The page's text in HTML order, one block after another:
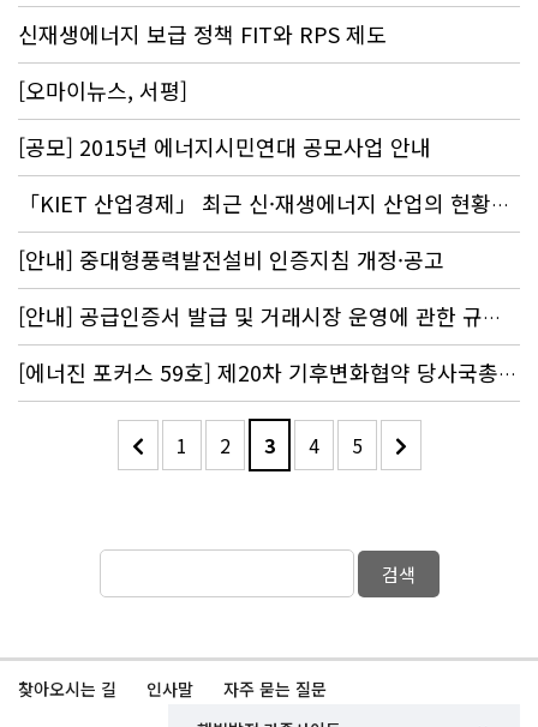
신재생에너지 보급 정책 FIT와 RPS 제도
[오마이뉴스, 서평]
[공모] 2015년 에너지시민연대 공모사업 안내
「KIET 산업경제」 최근 신·재생에너지 산업의 현황과 과제
[안내] 중대형풍력발전설비 인증지침 개정·공고
[안내] 공급인증서 발급 및 거래시장 운영에 관한 규칙 개정·공고
[에너진 포커스 59호] 제20차 기후변화협약 당사국총회(COP 20)의 쟁점과 대응
1 2 3 4 5
검색
찾아오시는 길 인사말 자주 묻는 질문